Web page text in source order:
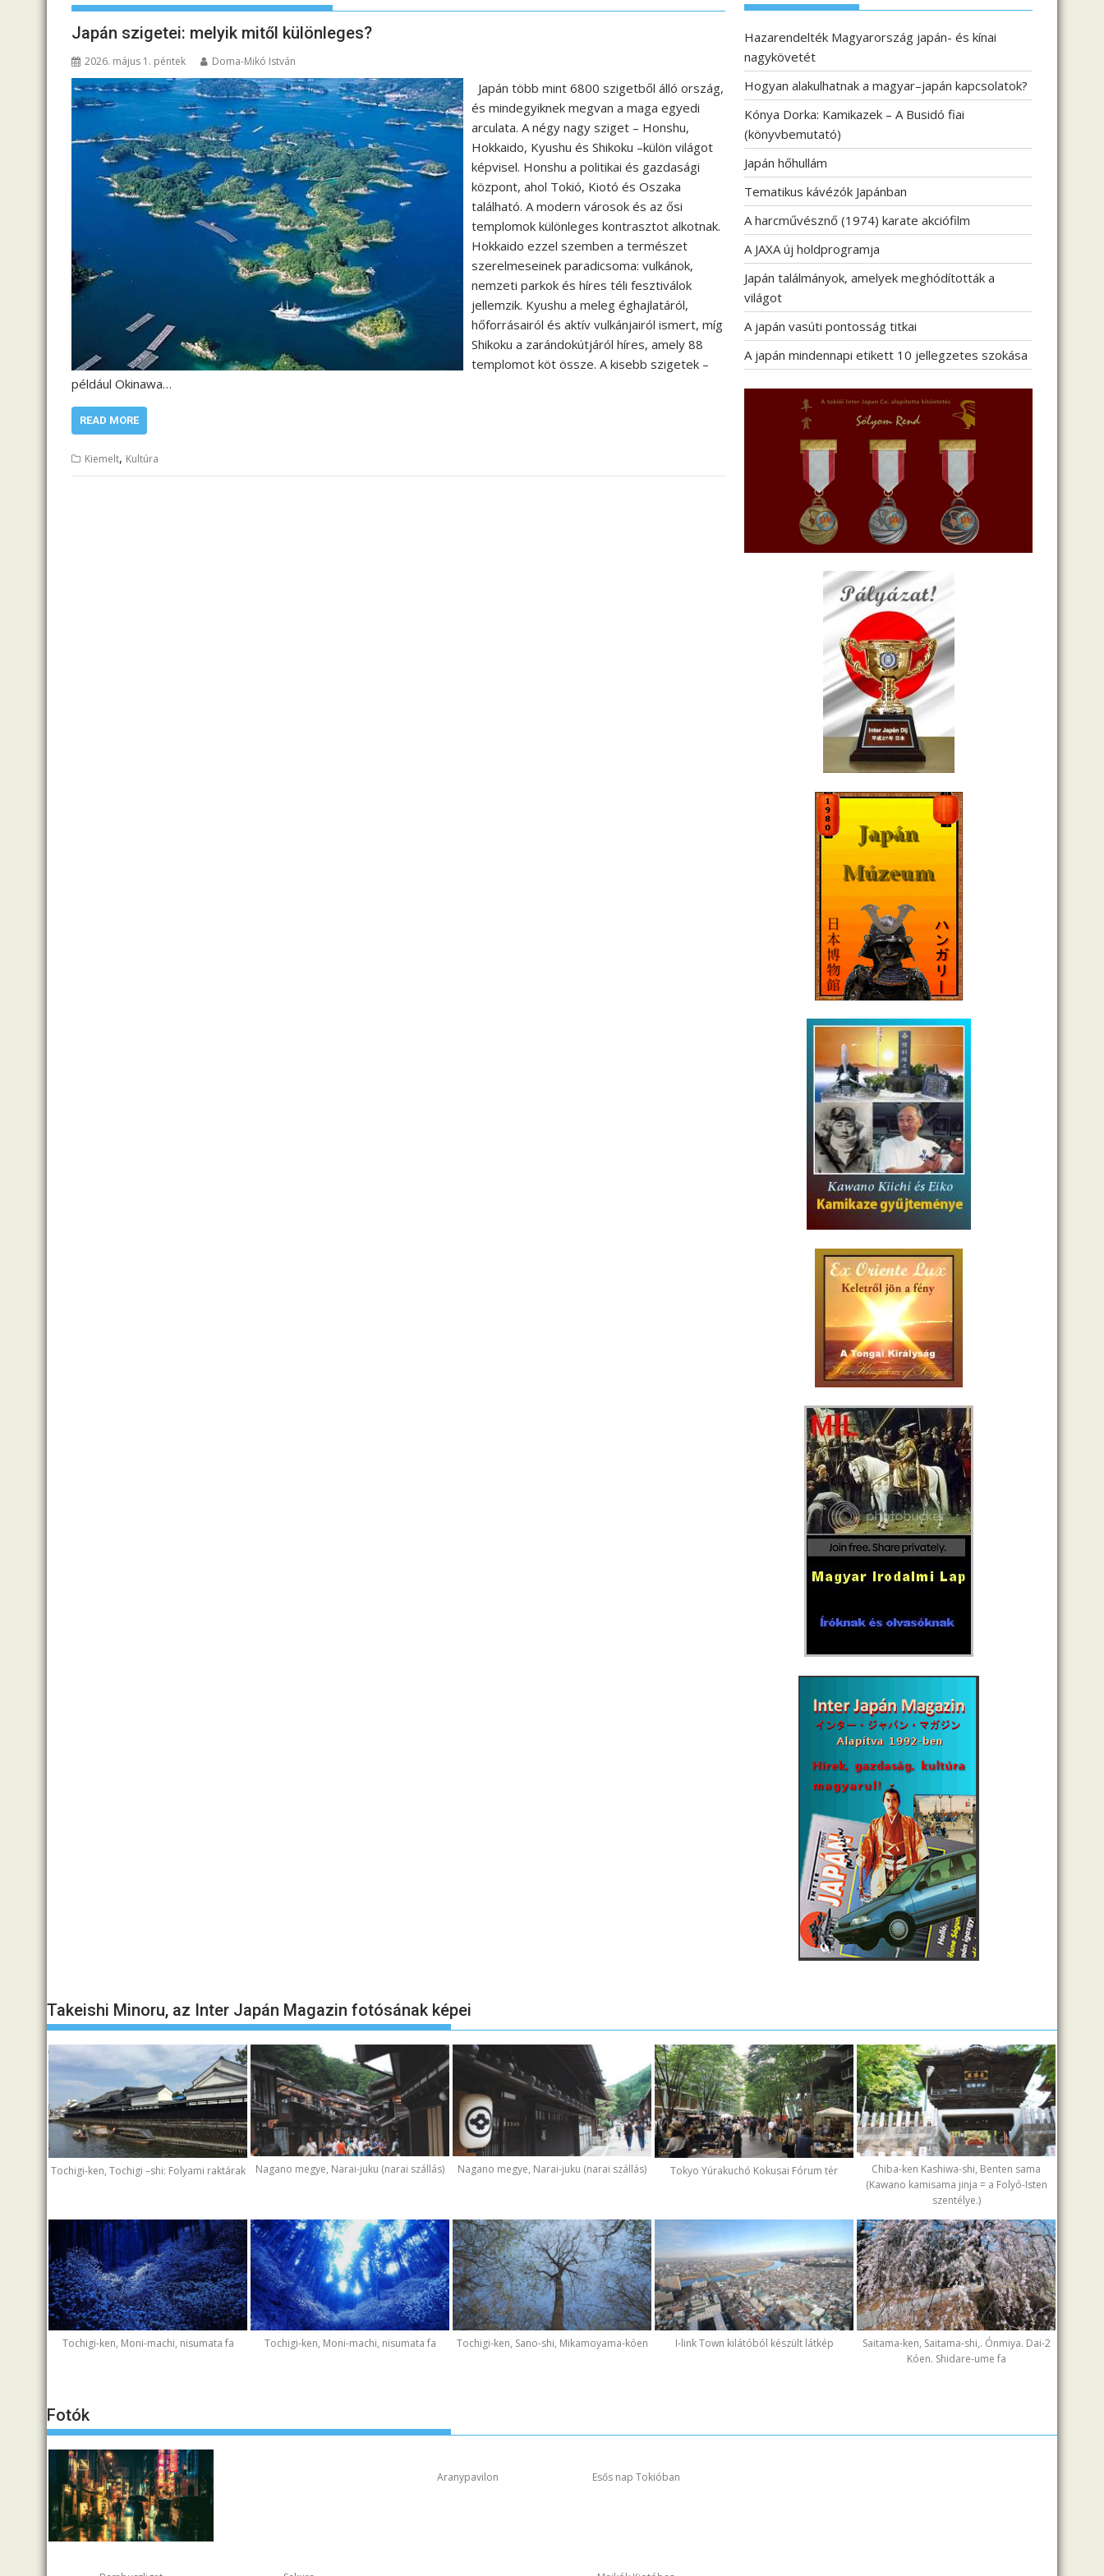
Japán szigetei: melyik mitől különleges?
2026. május 1. péntek Doma-Mikó István
Japán több mint 6800 szigetből álló ország,
és mindegyiknek megvan a maga egyedi
arculata. A négy nagy sziget – Honshu,
Hokkaido, Kyushu és Shikoku –külön világot
képvisel. Honshu a politikai és gazdasági
központ, ahol Tokió, Kiotó és Oszaka
található. A modern városok és az ősi
templomok különleges kontrasztot alkotnak.
Hokkaido ezzel szemben a természet
szerelmeseinek paradicsoma: vulkánok,
nemzeti parkok és híres téli fesztiválok
jellemzik. Kyushu a meleg éghajlatáról,
hőforrásairól és aktív vulkánjairól ismert, míg
Shikoku a zarándokútjáról híres, amely 88
templomot köt össze. A kisebb szigetek –
például Okinawa…
READ MORE
Kiemelt, Kultúra
Hazarendelték Magyarország japán- és kínai
nagykövetét
Hogyan alakulhatnak a magyar–japán kapcsolatok?
Kónya Dorka: Kamikazek – A Busidó fiai
(könyvbemutató)
Japán hőhullám
Tematikus kávézók Japánban
A harcművésznő (1974) karate akciófilm
A JAXA új holdprogramja
Japán találmányok, amelyek meghódították a
világot
A japán vasúti pontosság titkai
A japán mindennapi etikett 10 jellegzetes szokása
Takeishi Minoru, az Inter Japán Magazin fotósának képei
Tochigi-ken, Tochigi –shi: Folyami raktárak Nagano megye, Narai-juku (narai szállás) Nagano megye, Narai-juku (narai szállás) Tokyo Yúrakuchó Kokusai Fórum tér
Chiba-ken Kashiwa-shi, Benten sama
(Kawano kamisama jinja = a Folyó-Isten
szentélye.)
Tochigi-ken, Moni-machi, nisumata fa Tochigi-ken, Moni-machi, nisumata fa Tochigi-ken, Sano-shi, Mikamoyama-kóen I-link Town kilátóból készült látkép
Saitama-ken, Saitama-shi,. Ónmiya. Dai-2
Kóen. Shidare-ume fa
Fotók
Aranypavilon Esős nap Tokióban